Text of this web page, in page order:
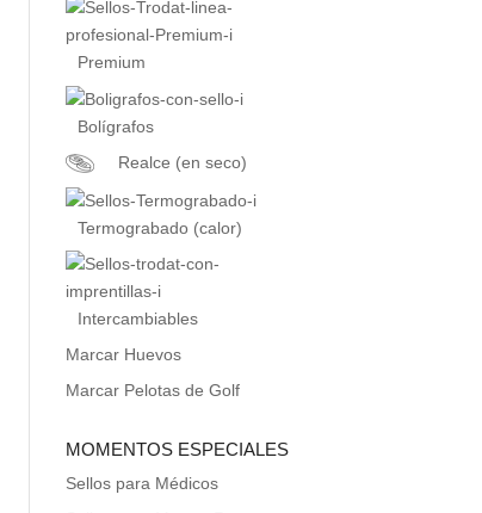
Premium
Bolígrafos
Realce (en seco)
Termograbado (calor)
Intercambiables
Marcar Huevos
Marcar Pelotas de Golf
MOMENTOS ESPECIALES
Sellos para Médicos